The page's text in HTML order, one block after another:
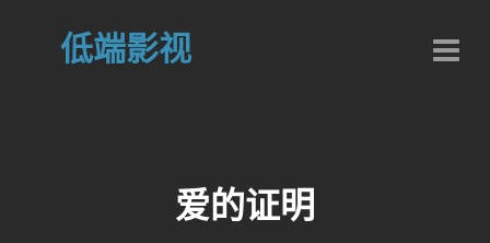
低端影视
爱的证明